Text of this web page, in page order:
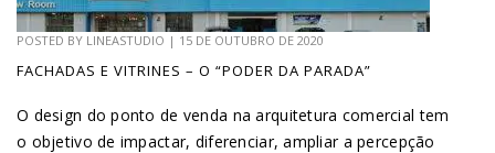
POSTED BY LINEASTUDIO | 15 DE OUTUBRO DE 2020
FACHADAS E VITRINES – O “PODER DA PARADA”
O design do ponto de venda na arquitetura comercial tem
o objetivo de impactar, diferenciar, ampliar a percepção